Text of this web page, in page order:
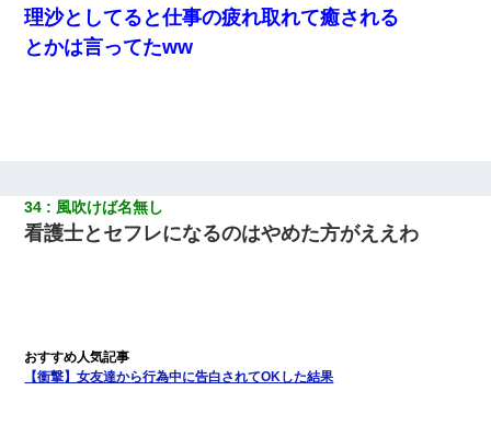
理沙としてると仕事の疲れ取れて癒される
とかは言ってたww
34 風吹けば名無し
看護士とセフレになるのはやめた方がええわ
【衝撃】女友達から行為中に告白されてOKした結果